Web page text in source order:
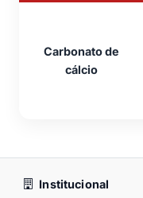
Carbonato de
cálcio
Institucional